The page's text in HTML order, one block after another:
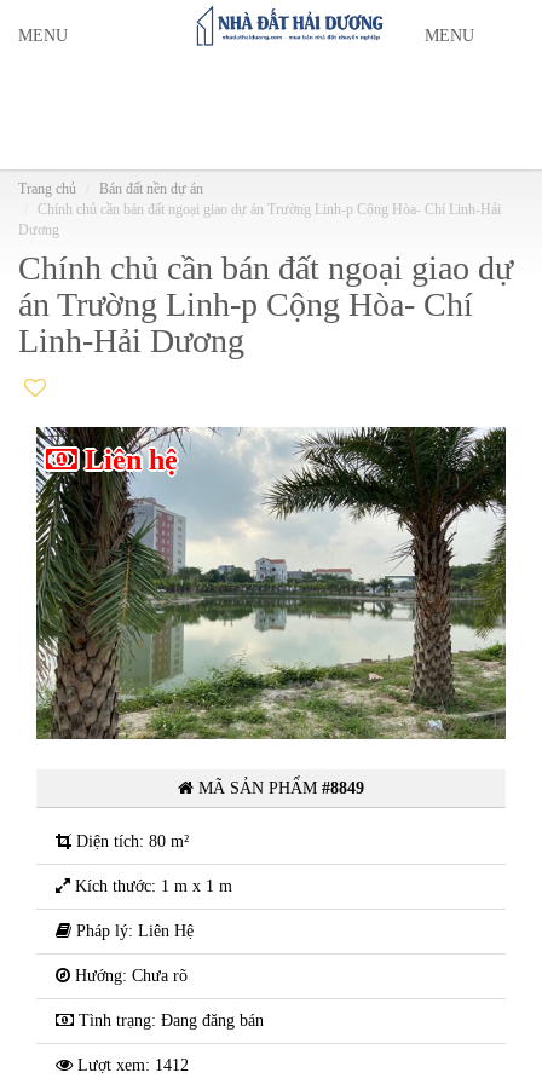
MENU MENU
Trang chủ
Bán đất nền dự án
Chính chủ cần bán đất ngoại giao dự án Trường Linh-p Cộng Hòa- Chí Linh-Hải
Dương
Chính chủ cần bán đất ngoại giao dự
án Trường Linh-p Cộng Hòa- Chí
Linh-Hải Dương
Chính chủ cần bán đất ngoại giao dự
án Trường Linh-p Cộng Hòa- Chí
Linh-Hải Dương
Liên hệ
MÃ SẢN PHẨM #8849
Diện tích: 80 m²
Kích thước: 1 m x 1 m
Pháp lý: Liên Hệ
Hướng: Chưa rõ
Tình trạng: Đang đăng bán
Lượt xem: 1412